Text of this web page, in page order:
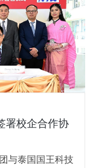
署校企合作协
与泰国国王科技